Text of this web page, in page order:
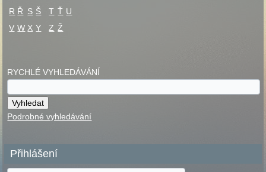
R Ř S Š T Ť U
V W X Y Z Ž
RYCHLÉ VYHLEDÁVÁNÍ
Podrobné vyhledávání
Přihlášení